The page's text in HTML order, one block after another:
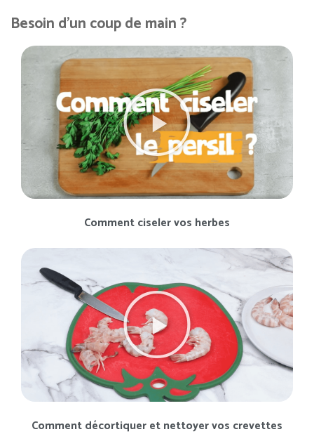
Besoin d'un coup de main ?
Comment ciseler vos herbes
Comment décortiquer et nettoyer vos crevettes